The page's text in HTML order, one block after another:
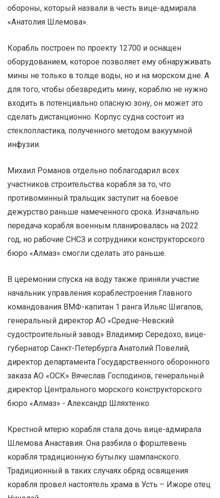
обороны, который назвали в честь вице-адмирала
«Анатолия Шлемова».
Корабль построен по проекту 12700 и оснащен
оборудованием, которое позволяет ему обнаруживать
мины не только в толще воды, но и на морском дне. А
для того, чтобы обезвредить мину, кораблю не нужно
входить в потенциально опасную зону, он может это
сделать дистанционно. Корпус судна состоит из
стеклопластика, полученного методом вакуумной
инфузии.
Михаил Романов отдельно поблагодарил всех
участников строительства корабля за то, что
противоминный тральщик заступит на боевое
дежурство раньше намеченного срока. Изначально
передача корабля военным планировалась на 2022
год, но рабочие СНСЗ и сотрудники конструкторского
бюро «Алмаз» смогли сделать это раньше.
В церемонии спуска на воду также приняли участие
начальник управления кораблестроения Главного
командования ВМФ-капитан 1 ранга Ильяс Шигапов,
генеральный директор АО «Средне-Невский
судостроительный завод» Владимир Середохо, вице-
губернатор Санкт-Петербурга Анатолий Повелий,
директор департамента Государственного оборонного
заказа АО «ОСК» Вячеслав Господинов, генеральный
директор Центрального морского конструкторского
бюро «Алмаз» - Александр Шляхтенко.
Крестной мтерю корабля стала дочь вице-адмирала
Шлемова Анаставия. Она разбила о форштевень
корабля традиционную бутылку шампанского.
Традиционный в таких случаях обряд освящения
корабля провел настоятель храма в Усть – Ижоре отец